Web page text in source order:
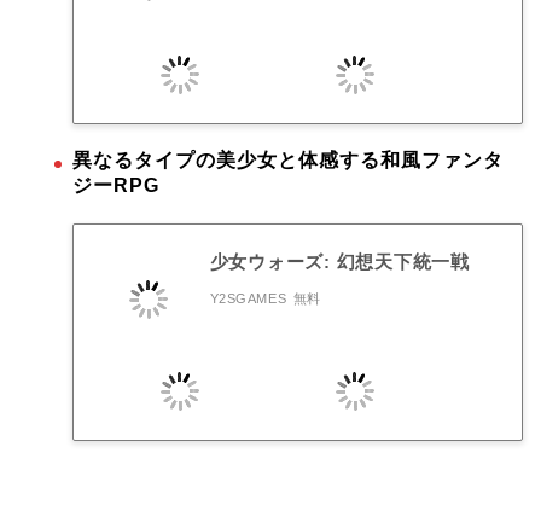
異なるタイプの美少女と体感する和風ファンタ
ジーRPG
少女ウォーズ: 幻想天下統一戦
Y2SGAMES 無料